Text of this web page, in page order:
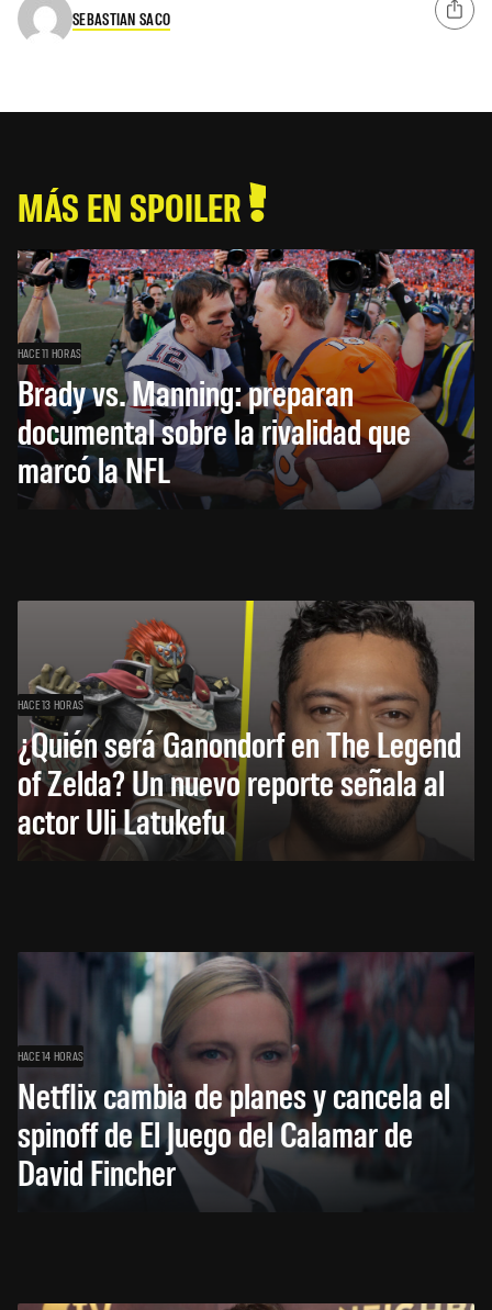
SEBASTIAN SACO
MÁS EN SPOILER
HACE 11 HORAS
Brady vs. Manning: preparan
documental sobre la rivalidad que
marcó la NFL
HACE 13 HORAS
¿Quién será Ganondorf en The Legend
of Zelda? Un nuevo reporte señala al
actor Uli Latukefu
HACE 14 HORAS
Netflix cambia de planes y cancela el
spinoff de El Juego del Calamar de
David Fincher